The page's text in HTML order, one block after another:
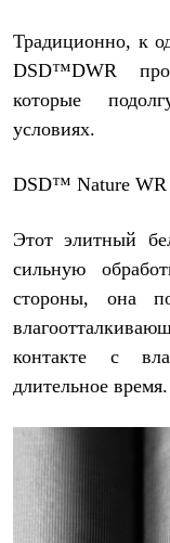
Традиционно, к
DSD™DWR
которые
условиях.
DSD™ Nature WR
Этот элитный
сильную
стороны, она
контакте с
длительное время.